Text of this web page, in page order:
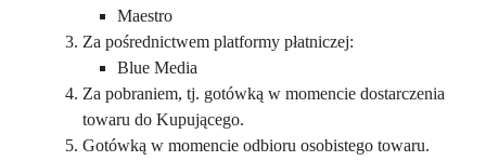
Maestro
Za pośrednictwem platformy płatniczej:
Blue Media
Za pobraniem, tj. gotówką w momencie dostarczenia
towaru do Kupującego.
Gotówką w momencie odbioru osobistego towaru.